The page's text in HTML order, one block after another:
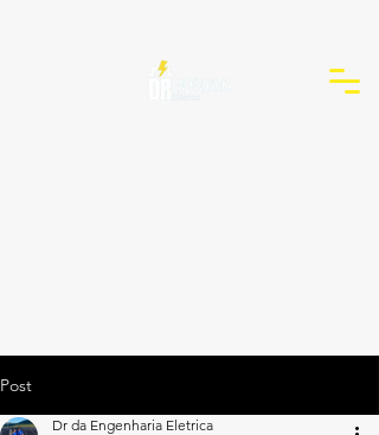
Post
Dr da Engenharia Eletrica